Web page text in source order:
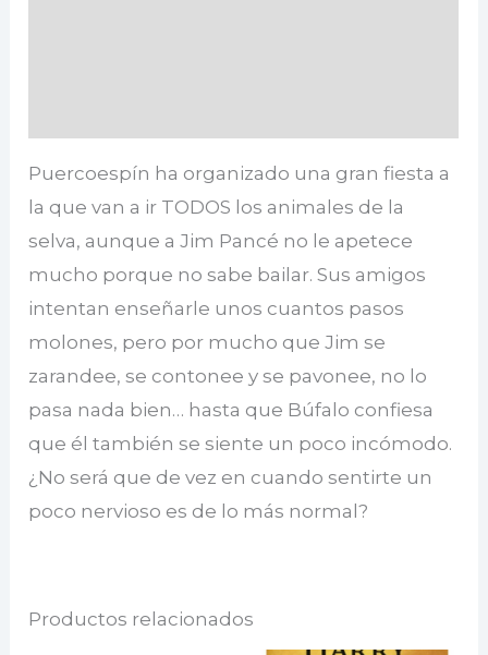
Puercoespín ha organizado una gran fiesta a
la que van a ir TODOS los animales de la
selva, aunque a Jim Pancé no le apetece
mucho porque no sabe bailar. Sus amigos
intentan enseñarle unos cuantos pasos
molones, pero por mucho que Jim se
zarandee, se contonee y se pavonee, no lo
pasa nada bien… hasta que Búfalo confiesa
que él también se siente un poco incómodo.
¿No será que de vez en cuando sentirte un
poco nervioso es de lo más normal?
Productos relacionados